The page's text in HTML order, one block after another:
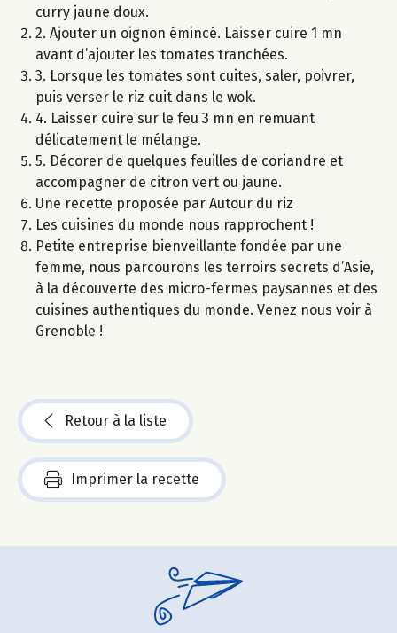
curry jaune doux.
2. Ajouter un oignon émincé. Laisser cuire 1 mn
avant d’ajouter les tomates tranchées.
3. Lorsque les tomates sont cuites, saler, poivrer,
puis verser le riz cuit dans le wok.
4. Laisser cuire sur le feu 3 mn en remuant
délicatement le mélange.
5. Décorer de quelques feuilles de coriandre et
accompagner de citron vert ou jaune.
Une recette proposée par Autour du riz
Les cuisines du monde nous rapprochent !
Petite entreprise bienveillante fondée par une
femme, nous parcourons les terroirs secrets d’Asie,
à la découverte des micro-fermes paysannes et des
cuisines authentiques du monde. Venez nous voir à
Grenoble !
Retour à la liste
Imprimer la recette